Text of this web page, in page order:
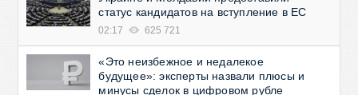
статус кандидатов на вступление в ЕС
02:17 625 721
«Это неизбежное и недалекое
будущее»: эксперты назвали плюсы и
минусы сделок в цифровом рубле